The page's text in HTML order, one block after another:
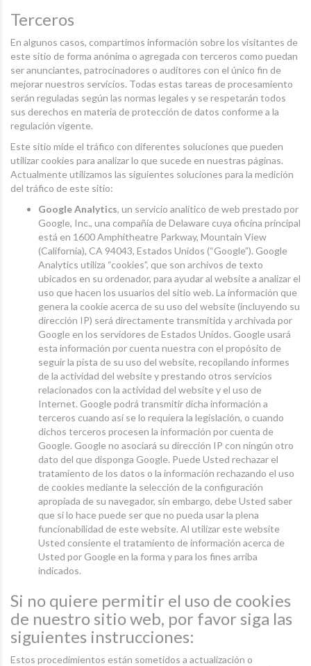
Terceros
En algunos casos, compartimos información sobre los visitantes de
este sitio de forma anónima o agregada con terceros como puedan
ser anunciantes, patrocinadores o auditores con el único fin de
mejorar nuestros servicios. Todas estas tareas de procesamiento
serán reguladas según las normas legales y se respetarán todos
sus derechos en materia de protección de datos conforme a la
regulación vigente.
Este sitio mide el tráfico con diferentes soluciones que pueden
utilizar cookies para analizar lo que sucede en nuestras páginas.
Actualmente utilizamos las siguientes soluciones para la medición
del tráfico de este sitio:
Google Analytics, un servicio analítico de web prestado por
Google, Inc., una compañía de Delaware cuya oficina principal
está en 1600 Amphitheatre Parkway, Mountain View
(California), CA 94043, Estados Unidos (“Google”). Google
Analytics utiliza “cookies”, que son archivos de texto
ubicados en su ordenador, para ayudar al website a analizar el
uso que hacen los usuarios del sitio web. La información que
genera la cookie acerca de su uso del website (incluyendo su
dirección IP) será directamente transmitida y archivada por
Google en los servidores de Estados Unidos. Google usará
esta información por cuenta nuestra con el propósito de
seguir la pista de su uso del website, recopilando informes
de la actividad del website y prestando otros servicios
relacionados con la actividad del website y el uso de
Internet. Google podrá transmitir dicha información a
terceros cuando así se lo requiera la legislación, o cuando
dichos terceros procesen la información por cuenta de
Google. Google no asociará su dirección IP con ningún otro
dato del que disponga Google. Puede Usted rechazar el
tratamiento de los datos o la información rechazando el uso
de cookies mediante la selección de la configuración
apropiada de su navegador, sin embargo, debe Usted saber
que si lo hace puede ser que no pueda usar la plena
funcionabilidad de este website. Al utilizar este website
Usted consiente el tratamiento de información acerca de
Usted por Google en la forma y para los fines arriba
indicados.
Si no quiere permitir el uso de cookies
de nuestro sitio web, por favor siga las
siguientes instrucciones:
Estos procedimientos están sometidos a actualización o